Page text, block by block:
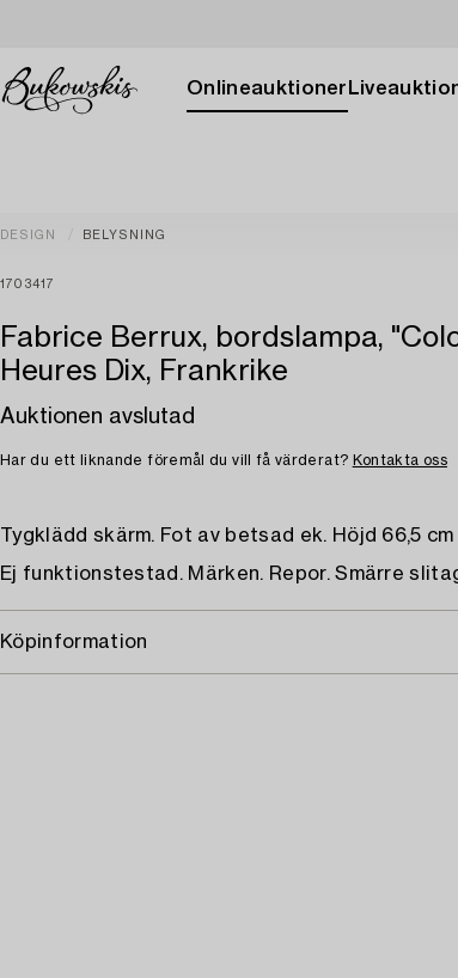
Onlineauktioner
DESIGN BELYSNING
1703417
Fabrice Berrux, bordslampa,
Heures Dix, Frankrike
Auktionen avslutad
Har du ett liknande föremål du vill få värderat? Kontakta oss
Tygklädd skärm. Fot av betsad ek. Höjd 66,5 cm
Ej funktionstestad. Märken. Repor. Smärre
Köpinformation